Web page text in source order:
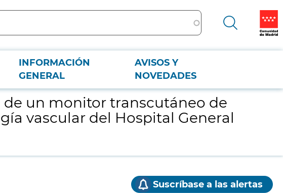
INFORMACIÓN
GENERAL
AVISOS Y
NOVEDADES
y cirugía vascular del Hospital General Universitario Gregorio Marañón
un monitor transcutáneo de
vascular del Hospital General
Suscríbase a las alertas